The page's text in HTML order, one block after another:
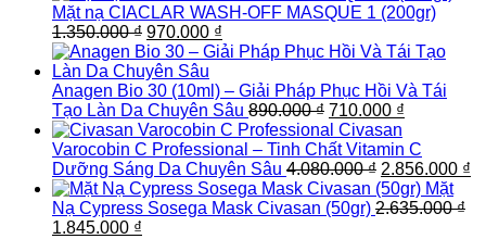
bóng,
mịn
màng
Mặt nạ CIACLAR WASH-OFF MASQUE 1 (200gr)
1.350.000₫ Giá
gốc
là:
1.350.000 ₫.
970.000 ₫
hiện
là:
970.000 ₫.
Anagen Bio 30 (10ml) – Giải Pháp Phục Hồi Và Tái
Tạo Làn Da Chuyên Sâu 890.000₫ Giá
gốc
là:
890.000 ₫.
710.000 ₫
tại
là:
710.000 ₫.
Civasan
Varocobin C Professional – Tinh Chất Vitamin C
Dưỡng Sáng Da Chuyên Sâu 4.080.000₫ Giá
gốc
là:
2.856.000 ₫
Mặt
Nạ Cypress Sosega Mask Civasan (50gr) 2.635.000₫
Giá
1.845.000 ₫